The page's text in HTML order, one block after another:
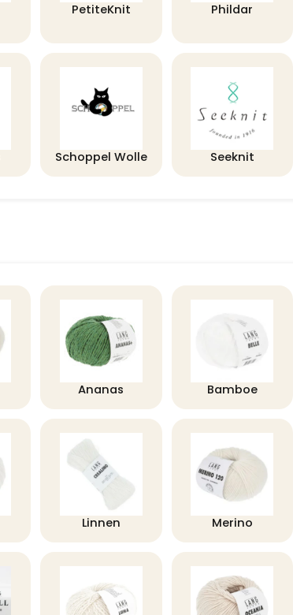
PetiteKnit Phildar
Schoppel Wolle Seeknit
Ananas Bamboe
Linnen Merino